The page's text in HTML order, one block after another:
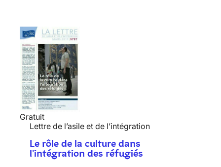
Gratuit
Lettre de l’asile et de l’intégration
Le rôle de la culture dans
l'intégration des réfugiés